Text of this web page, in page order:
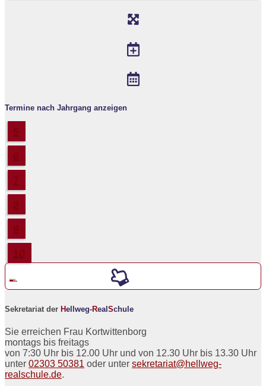
Termine nach Jahrgang anzeigen
5
6
7
8
9
10
Sekretariat der Hellweg-RealSchule
Sie erreichen Frau Kortwittenborg
montags bis freitags
von 7:30 Uhr bis 12.00 Uhr und von 12.30 Uhr bis 13.30 Uhr
unter 02303 50381 oder unter sekretariat@hellweg-
realschule.de.